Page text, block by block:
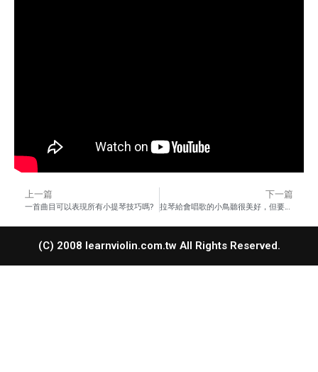
上一篇
一首曲目可以表現所有小提琴技巧嗎?
下一篇
拉琴給會唱歌的小鳥聽很美好，但要小心悲劇
(C) 2008 learnviolin.com.tw All Rights Reserved.